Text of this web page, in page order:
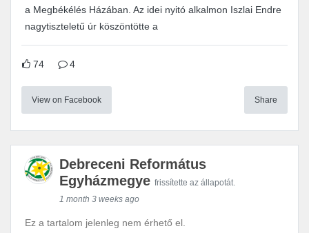
a Megbékélés Házában. Az idei nyitó alkalmon Iszlai Endre
nagytiszteletű úr köszöntötte a
74 4
View on Facebook Share
Debreceni Református
Egyházmegye frissítette az állapotát.
1 month 3 weeks ago
Ez a tartalom jelenleg nem érhető el.